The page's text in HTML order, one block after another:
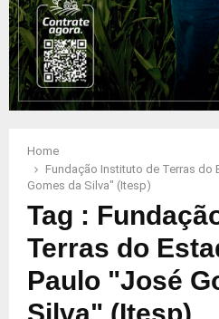
Home
Fundação Instituto de Terras do
Gomes da Silva" (Itesp)
Tag :
Terras do
Paulo "José